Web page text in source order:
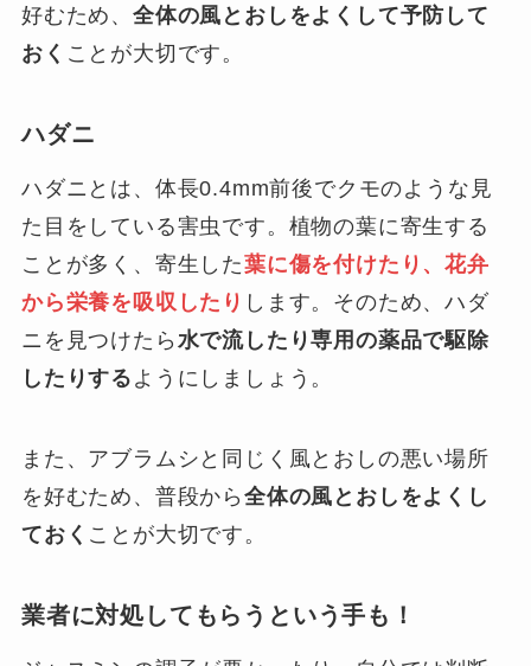
好むため、 全体の風とおしをよくして予防して
おく ことが大切です。
ハダニ
ハダニとは、体長0.4mm前後でクモのような見
た目をしている害虫です。植物の葉に寄生する
ことが多く、寄生した葉に傷を付けたり、花弁
から栄養を吸収したり します。そのため、ハダ
ニを見つけたら 水で流したり専用の薬品で駆除
したりする ようにしましょう。
また、アブラムシと同じく風とおしの悪い場所
を好むため、普段から 全体の風とおしをよくし
ておく ことが大切です。
業者に対処してもらうという手も！